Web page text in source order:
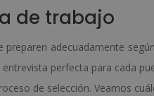
de trabajo
preparen adecuadamente
perfecta para cada
de selección. Veamos